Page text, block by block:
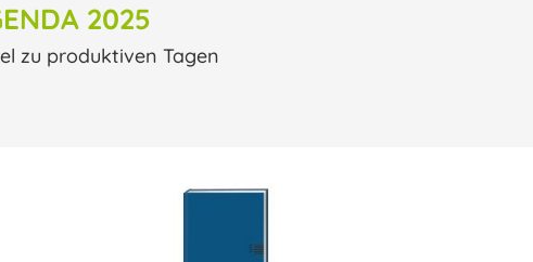
2025
zu produktiven Tagen